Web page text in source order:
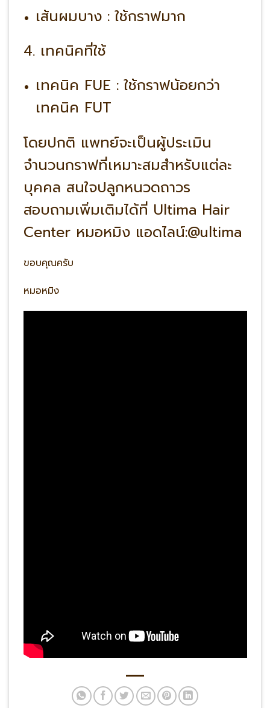
เส้นผมบาง : ใช้กราฟมาก
4. เทคนิคที่ใช้
เทคนิค FUE : ใช้กราฟน้อยกว่า
เทคนิค FUT
โดยปกติ แพทย์จะเป็นผู้ประเมิน
จำนวนกราฟที่เหมาะสมสำหรับแต่ละ
บุคคล สนใจปลูกหนวดถาวร
สอบถามเพิ่มเติมได้ที่ Ultima Hair
Center หมอหมิง แอดไลน์:@ultima
ขอบคุณครับ
หมอหมิง